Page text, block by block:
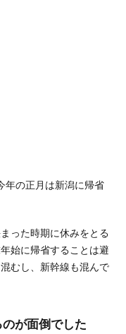
年の正月は新潟に帰省
った時期に休みをとる
始に帰省することは避
むし、新幹線も混んで
が面倒でした